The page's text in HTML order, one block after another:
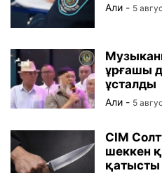
Али - 5
ұрғашы
ұсталды
Али - 5
СІМ
шеккен